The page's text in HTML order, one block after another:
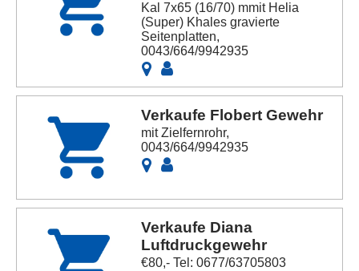
Kal 7x65 (16/70) mmit Helia
(Super) Khales gravierte
Seitenplatten,
0043/664/9942935
Verkaufe Flobert Gewehr
mit Zielfernrohr,
0043/664/9942935
Verkaufe Diana
Luftdruckgewehr
€80,- Tel: 0677/63705803